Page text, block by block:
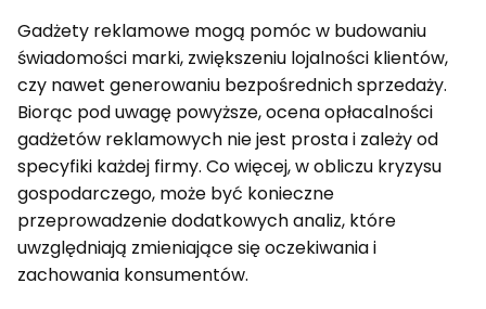
Gadżety reklamowe mogą pomóc w budowaniu
świadomości marki, zwiększeniu lojalności klientów,
czy nawet generowaniu bezpośrednich sprzedaży.
Biorąc pod uwagę powyższe, ocena opłacalności
gadżetów reklamowych nie jest prosta i zależy od
specyfiki każdej firmy. Co więcej, w obliczu kryzysu
gospodarczego, może być konieczne
przeprowadzenie dodatkowych analiz, które
uwzględniają zmieniające się oczekiwania i
zachowania konsumentów.